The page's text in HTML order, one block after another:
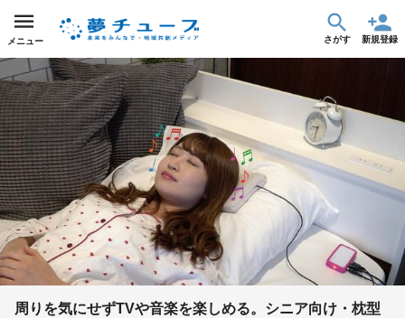
メニュー さがす 新規登録
周りを気にせずTVや音楽を楽しめる。シニア向け・枕型